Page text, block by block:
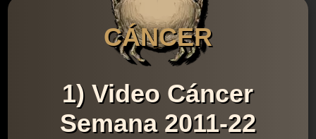
CÁNCER
1) Video Cáncer
Semana 2011-22